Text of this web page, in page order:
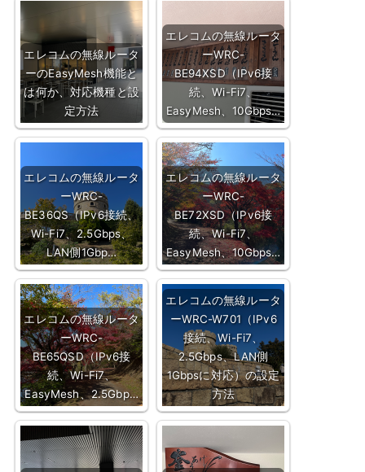
エレコムの無線ルータ
ーのEasyMesh機能と
は何か、対応機種と設
定方法
エレコムの無線ルータ
ーWRC-
BE94XSD（IPv6接
続、Wi-Fi7、
EasyMesh、10Gbps…
エレコムの無線ルータ
ーWRC-
BE36QS（IPv6接続、
Wi-Fi7、2.5Gbps、
LAN側1Gbp…
エレコムの無線ルータ
ーWRC-
BE72XSD（IPv6接
続、Wi-Fi7、
EasyMesh、10Gbps…
エレコムの無線ルータ
ーWRC-
BE65QSD（IPv6接
続、Wi-Fi7、
EasyMesh、2.5Gbp…
エレコムの無線ルータ
ーWRC-W701（IPv6
接続、Wi-Fi7、
2.5Gbps、LAN側
1Gbpsに対応）の設定
方法